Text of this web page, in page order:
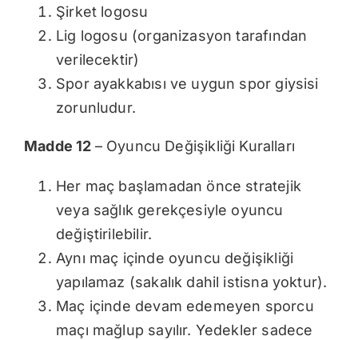
Şirket logosu
Lig logosu (organizasyon tarafından
verilecektir)
Spor ayakkabısı ve uygun spor giysisi
zorunludur.
Madde 12 – Oyuncu Değişikliği Kuralları
Her maç başlamadan önce stratejik
veya sağlık gerekçesiyle oyuncu
değiştirilebilir.
Aynı maç içinde oyuncu değişikliği
yapılamaz (sakalık dahil istisna yoktur).
Maç içinde devam edemeyen sporcu
maçı mağlup sayılır. Yedekler sadece